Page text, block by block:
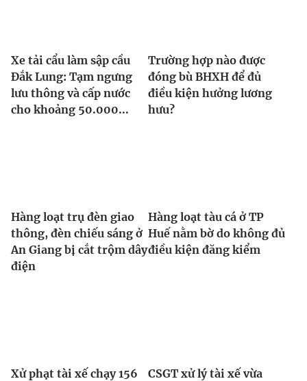
Xe tải cẩu làm sập cầu
Đắk Lung: Tạm ngưng
lưu thông và cấp nước
cho khoảng 50.000...
Trường hợp nào được
đóng bù BHXH để đủ
điều kiện hưởng lương
hưu?
Hàng loạt trụ đèn giao
thông, đèn chiếu sáng ở
An Giang bị cắt trộm dây
điện
Hàng loạt tàu cá ở TP
Huế nằm bờ do không đủ
điều kiện đăng kiểm
Xử phạt tài xế chạy 156
CSGT xử lý tài xế vừa